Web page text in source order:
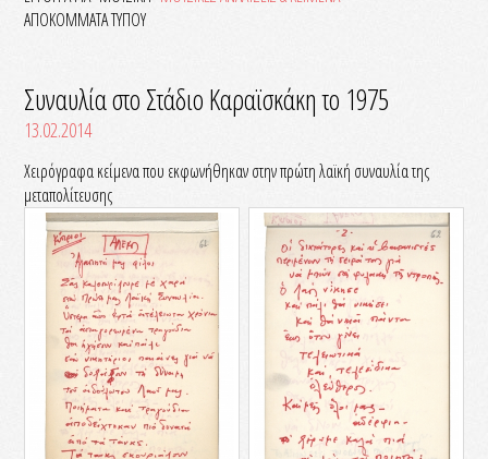
ΑΠΟΚΟΜΜΑΤΑ ΤΥΠΟΥ
Συναυλία στο Στάδιο Καραϊσκάκη το 1975
13.02.2014
Χειρόγραφα κείμενα που εκφωνήθηκαν στην πρώτη λαϊκή συναυλία της
μεταπολίτευσης